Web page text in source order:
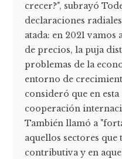
crecer?", subrayó
declaraciones
atada: en 2021 vamos
de precios, la puja
problemas de la
entorno de
consideró que en
cooperación
También llamó a
aquellos sectores
contributiva y en